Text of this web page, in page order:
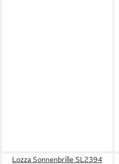
Lozza Sonnenbrille SL2394